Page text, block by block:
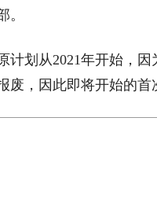
。
划从2021年开始，因
废，因此即将开始的首